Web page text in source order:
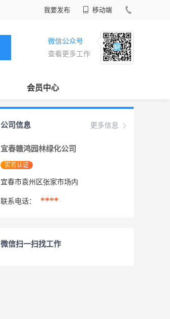
我要发布 移动端
微信公众号
查看更多工作
会员中心
更多信息
公司信息
宜春赣鸿园林绿化公司
实名认证
宜春市袁州区张家市场内
联系电话： ****
微信扫一扫找工作